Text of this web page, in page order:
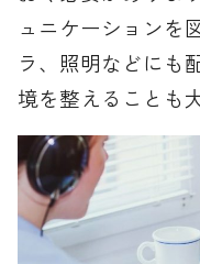
ュニケーションを
ラ、照明などにも
境を整えることも